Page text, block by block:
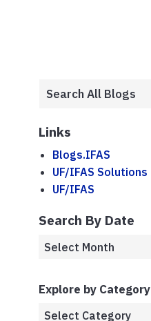
Links
Blogs.IFAS
UF/IFAS Solutions
UF/IFAS
Search By Date
Explore by Category